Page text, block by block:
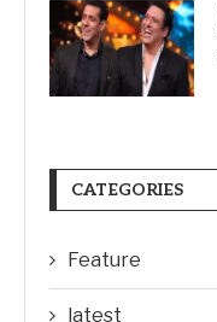
CATEGORIES
Feature
latest